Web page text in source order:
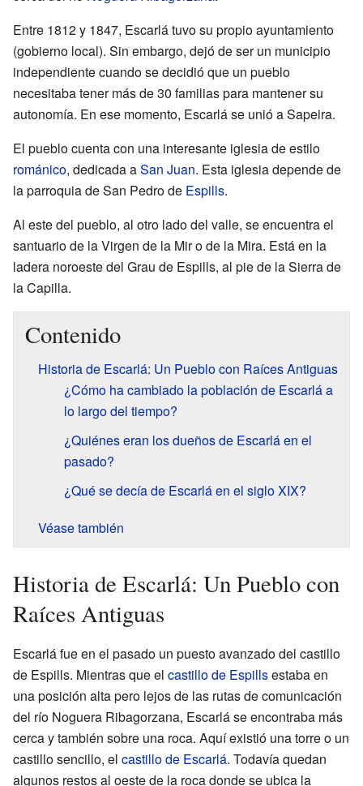
Entre 1812 y 1847, Escarlá tuvo su propio ayuntamiento
(gobierno local). Sin embargo, dejó de ser un municipio
independiente cuando se decidió que un pueblo
necesitaba tener más de 30 familias para mantener su
autonomía. En ese momento, Escarlá se unió a Sapeira.
El pueblo cuenta con una interesante iglesia de estilo
románico, dedicada aSan Juan. Esta iglesia depende de
la parroquia de San Pedro de Espills.
Al este del pueblo, al otro lado del valle, se encuentra el
santuario de la Virgen de la Mir o de la Mira. Está en la
ladera noroeste del Grau de Espills, al pie de la Sierra de
la Capilla.
Contenido
Historia de Escarlá: Un Pueblo con Raíces Antiguas
¿Cómo ha cambiado la población de Escarlá a
lo largo del tiempo?
¿Quiénes eran los dueños de Escarlá en el
pasado?
¿Qué se decía de Escarlá en el siglo XIX?
Véase también
Historia de Escarlá: Un Pueblo con
Raíces Antiguas
Escarlá fue en el pasado un puesto avanzado del castillo
de Espills. Mientras que el castillo de Espillsestaba en
una posición alta pero lejos de las rutas de comunicación
del río Noguera Ribagorzana, Escarlá se encontraba más
cerca y también sobre una roca. Aquí existió una torre o un
castillo sencillo, el castillo de Escarlá. Todavía quedan
algunos restos al oeste de la roca donde se ubica la